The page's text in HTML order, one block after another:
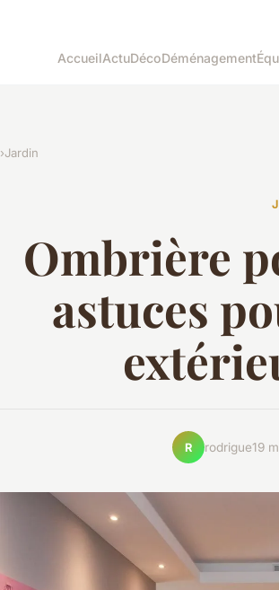
AccueilActuDécoDéménagement
›Jardin
Ombrière
astuces
R rodrigue19